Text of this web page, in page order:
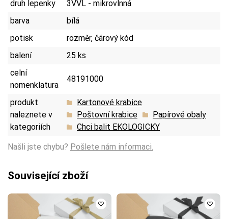
druh lepenky
3VVL - mikrovlnná
barva
bílá
potisk
rozměr, čárový kód
balení
25 ks
celní
nomenklatura
48191000
produkt
naleznete v
kategoriích
Kartonové krabice
Poštovní krabice
Papírové obaly
Chci balit EKOLOGICKY
Našli jste chybu? Pošlete nám informaci.
Související zboží